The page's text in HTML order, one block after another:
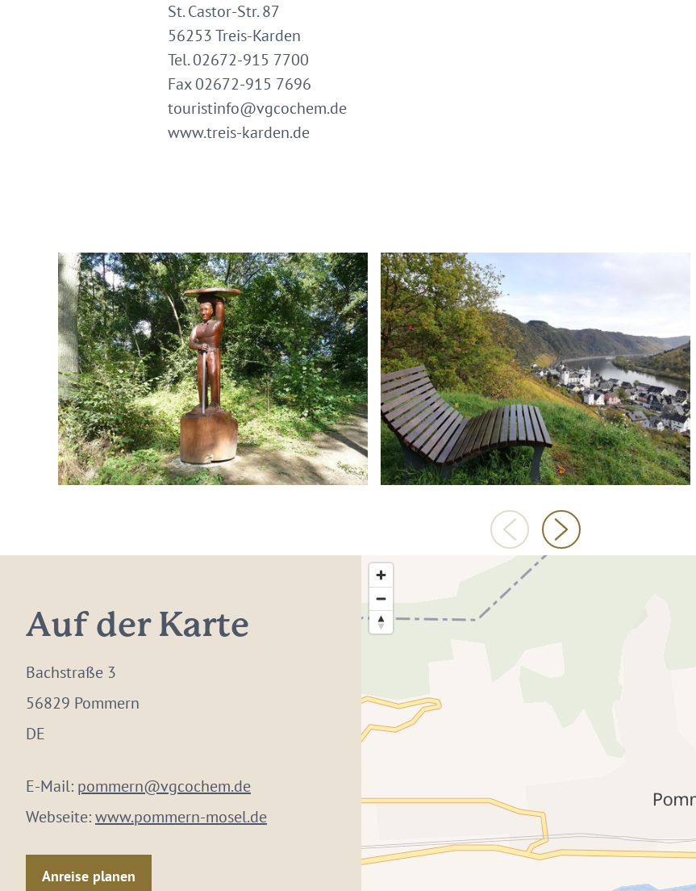
St. Castor-Str. 87
56253 Treis-Karden
Tel. 02672-915 7700
Fax 02672-915 7696
touristinfo@vgcochem.de
www.treis-karden.de
Auf der Karte
Bachstraße 3
56829 Pommern
DE
E-Mail: pommern@vgcochem.de
Webseite:www.pommern-mosel.de
Anreise planen